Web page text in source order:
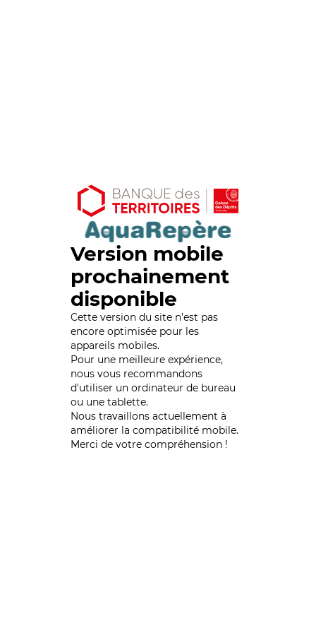
Version mobile
prochainement
disponible
Cette version du site n’est pas
encore optimisée pour les
appareils mobiles.
Pour une meilleure expérience,
nous vous recommandons
d'utiliser un ordinateur de bureau
ou une tablette.
Nous travaillons actuellement à
améliorer la compatibilité mobile.
Merci de votre compréhension !